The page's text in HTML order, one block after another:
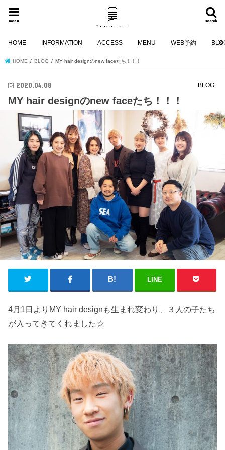
search
menu
HOME INFORMATION ACCESS MENU WEB予約
HOME BLOG MY hair designのnew faceたち！！！
BLOG
2020.04.08
MY hair designのnew faceたち！！！
LINE
4月1日よりMY hair designも生まれ変わり、３人の子たち
が入ってきてくれました☆